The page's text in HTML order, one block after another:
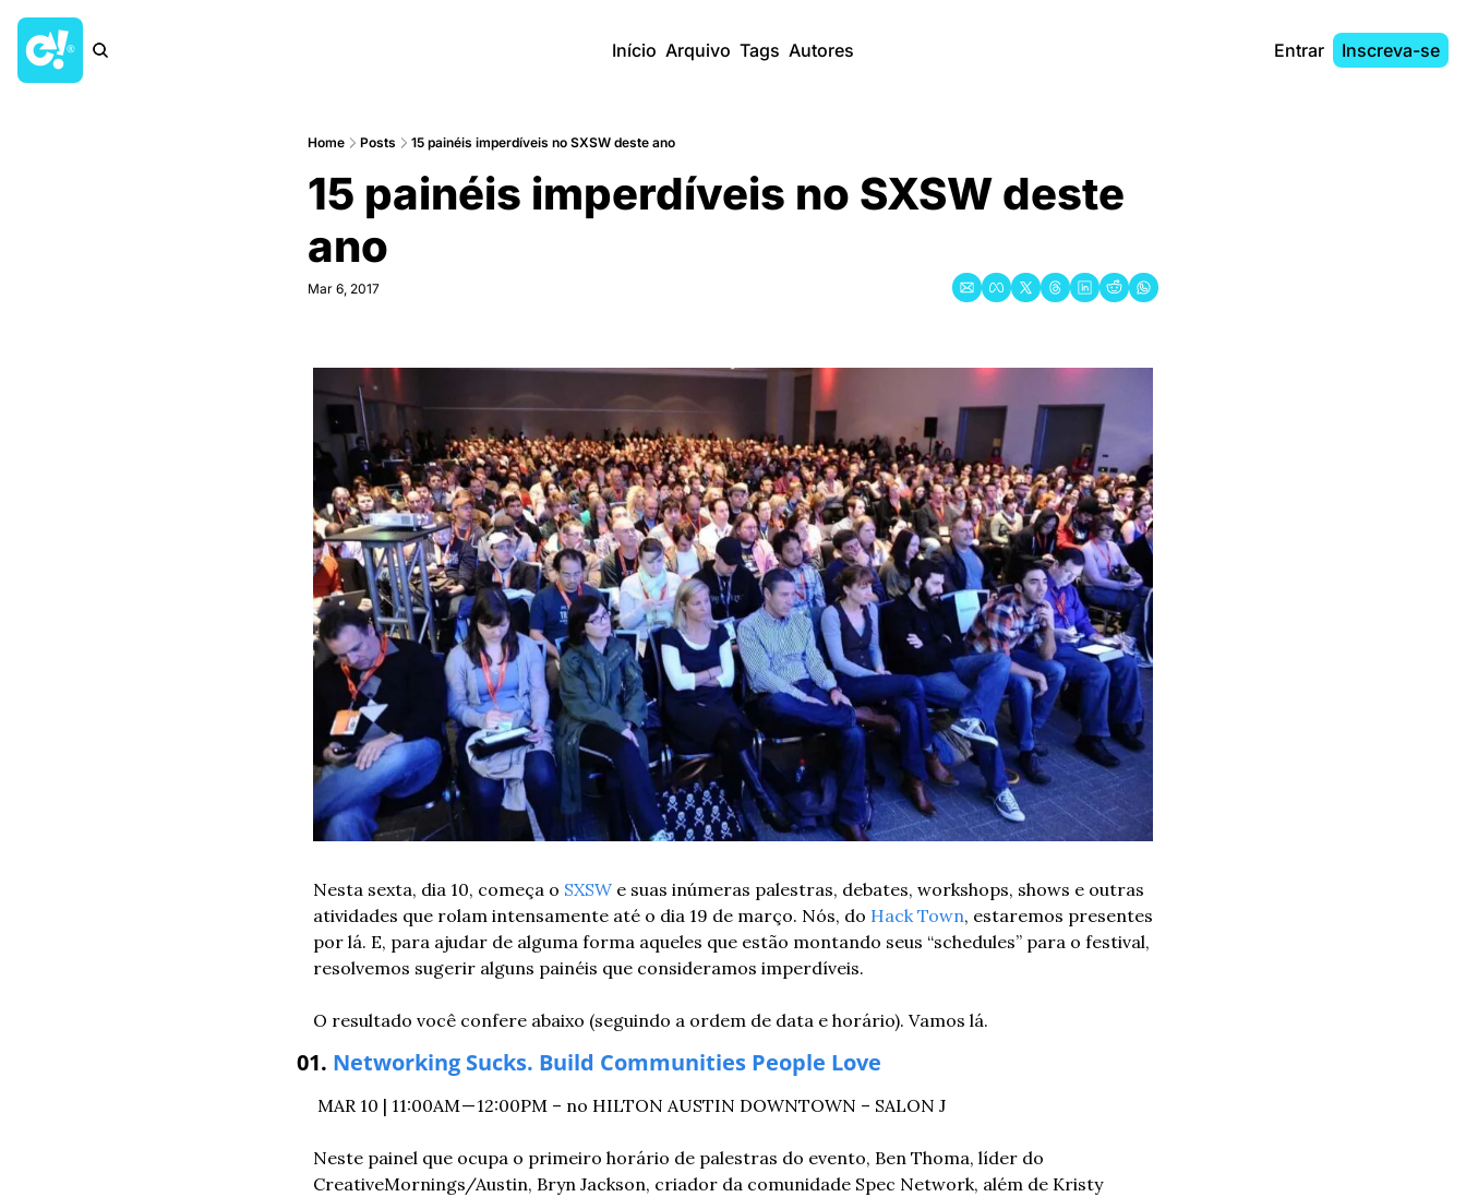
Início Arquivo Tags Autores Entrar Inscreva-se
Home Posts 15 painéis imperdíveis no SXSW deste ano
15 painéis imperdíveis no SXSW deste
ano
Mar 6, 2017
Nesta sexta, dia 10, começa o SXSW e suas inúmeras palestras, debates, workshops, shows e outras
atividades que rolam intensamente até o dia 19 de março. Nós, do Hack Town, estaremos presentes
por lá. E, para ajudar de alguma forma aqueles que estão montando seus “schedules” para o festival,
resolvemos sugerir alguns painéis que consideramos imperdíveis.
O resultado você confere abaixo (seguindo a ordem de data e horário). Vamos lá.
01. Networking Sucks. Build Communities People Love
MAR 10 | 11:00AM — 12:00PM – no HILTON AUSTIN DOWNTOWN – SALON J
Neste painel que ocupa o primeiro horário de palestras do evento, Ben Thoma, líder do
CreativeMornings/Austin, Bryn Jackson, criador da comunidade Spec Network, além de Kristy